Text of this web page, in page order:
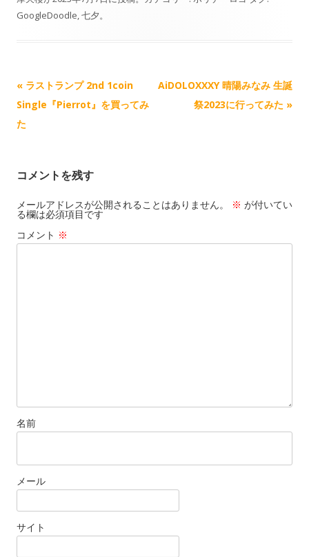
o
o
y
a
有
GoogleDoodle,七夕。
記
事
ナ
ー
シ
ョ
ン
« ラストランプ 2nd 1coin
Single『Pierrot』を買ってみ
た
AiDOLOXXXY 晴陽みなみ 生誕
祭2023に行ってみた »
コメントを残す
メールアドレスが公開されることはありません。 ※ が付いてい
る欄は必須項目です
コメント ※
名前
メール
サイト